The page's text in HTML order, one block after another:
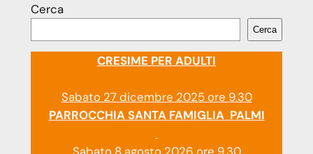
Cerca
Cerca
CRESIME PER ADULTI
Sabato 27 dicembre 2025 ore 9.30
PARROCCHIA SANTA FAMIGLIA PALMI